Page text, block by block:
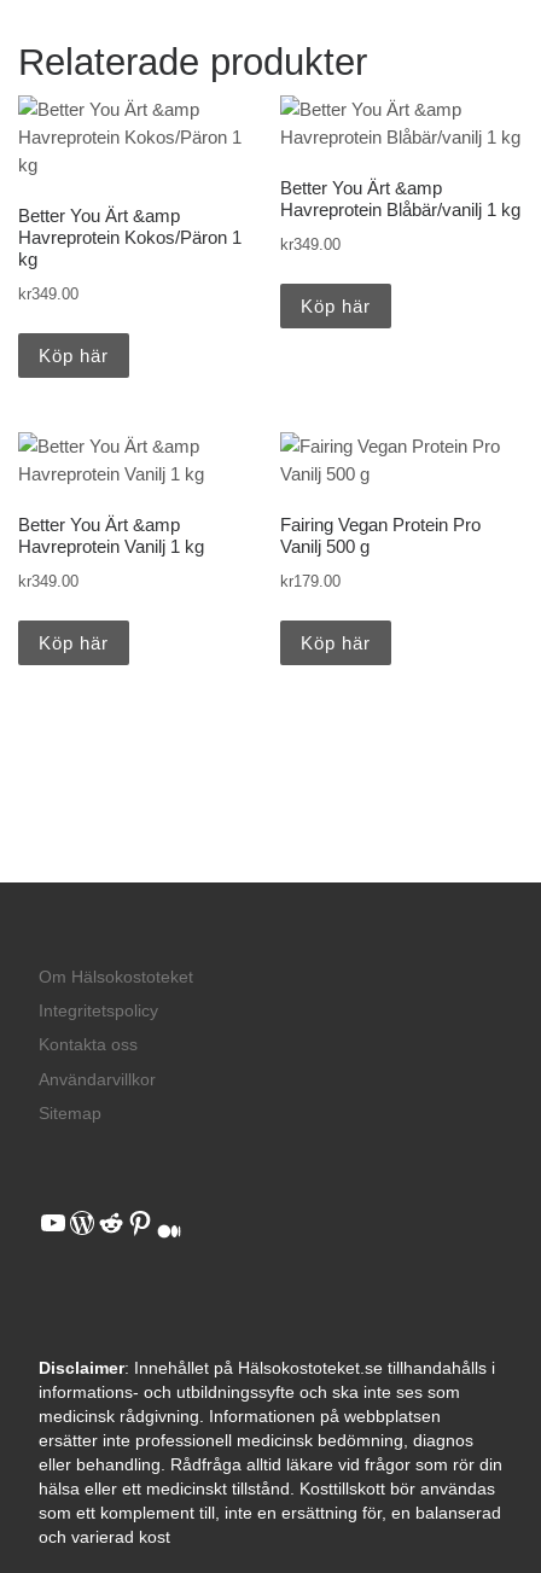
Relaterade produkter
Better You Ärt &amp
Havreprotein Kokos/Päron 1
kg
kr349.00
Köp här
Better You Ärt &amp
Havreprotein Blåbär/vanilj 1 kg
kr349.00
Köp här
Better You Ärt &amp
Havreprotein Vanilj 1 kg
kr349.00
Köp här
Fairing Vegan Protein Pro
Vanilj 500 g
kr179.00
Köp här
Om Hälsokostoteket
Integritetspolicy
Kontakta oss
Användarvillkor
Sitemap
YouTube
WordPress
Reddit
Pinterest
Medium
Disclaimer: Innehållet på Hälsokostoteket.se tillhandahålls i
informations- och utbildningssyfte och ska inte ses som
medicinsk rådgivning. Informationen på webbplatsen
ersätter inte professionell medicinsk bedömning, diagnos
eller behandling. Rådfråga alltid läkare vid frågor som rör din
hälsa eller ett medicinskt tillstånd. Kosttillskott bör användas
som ett komplement till, inte en ersättning för, en balanserad
och varierad kost